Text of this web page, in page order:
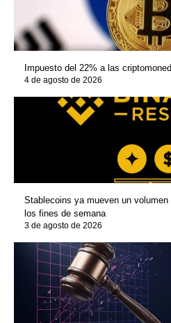
Impuesto del 22% a las
4 de agosto de 2026
Stablecoins ya mueven un
los fines de semana
3 de agosto de 2026